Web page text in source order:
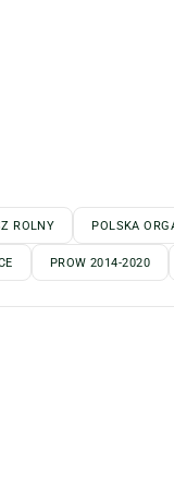
ROLNY POLSKA
PROW 2014-2020